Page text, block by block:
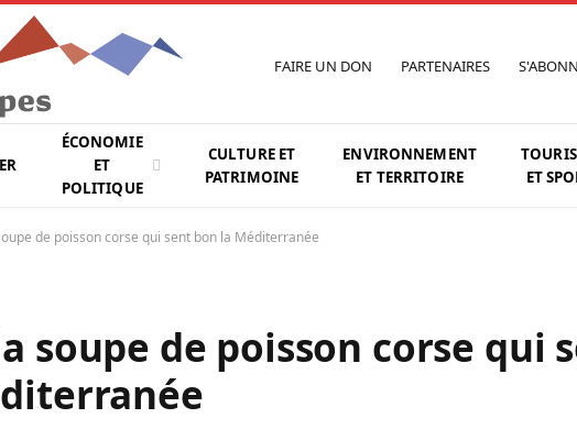
FAIRE UN DON PARTENAIRES
ÉCONOMIE
ET
POLITIQUE
CULTURE ET
PATRIMOINE
ENVIRONNEMENT
ET TERRITOIRE
ET
de poisson corse qui sent bon la Méditerranée
soupe de poisson corse qui